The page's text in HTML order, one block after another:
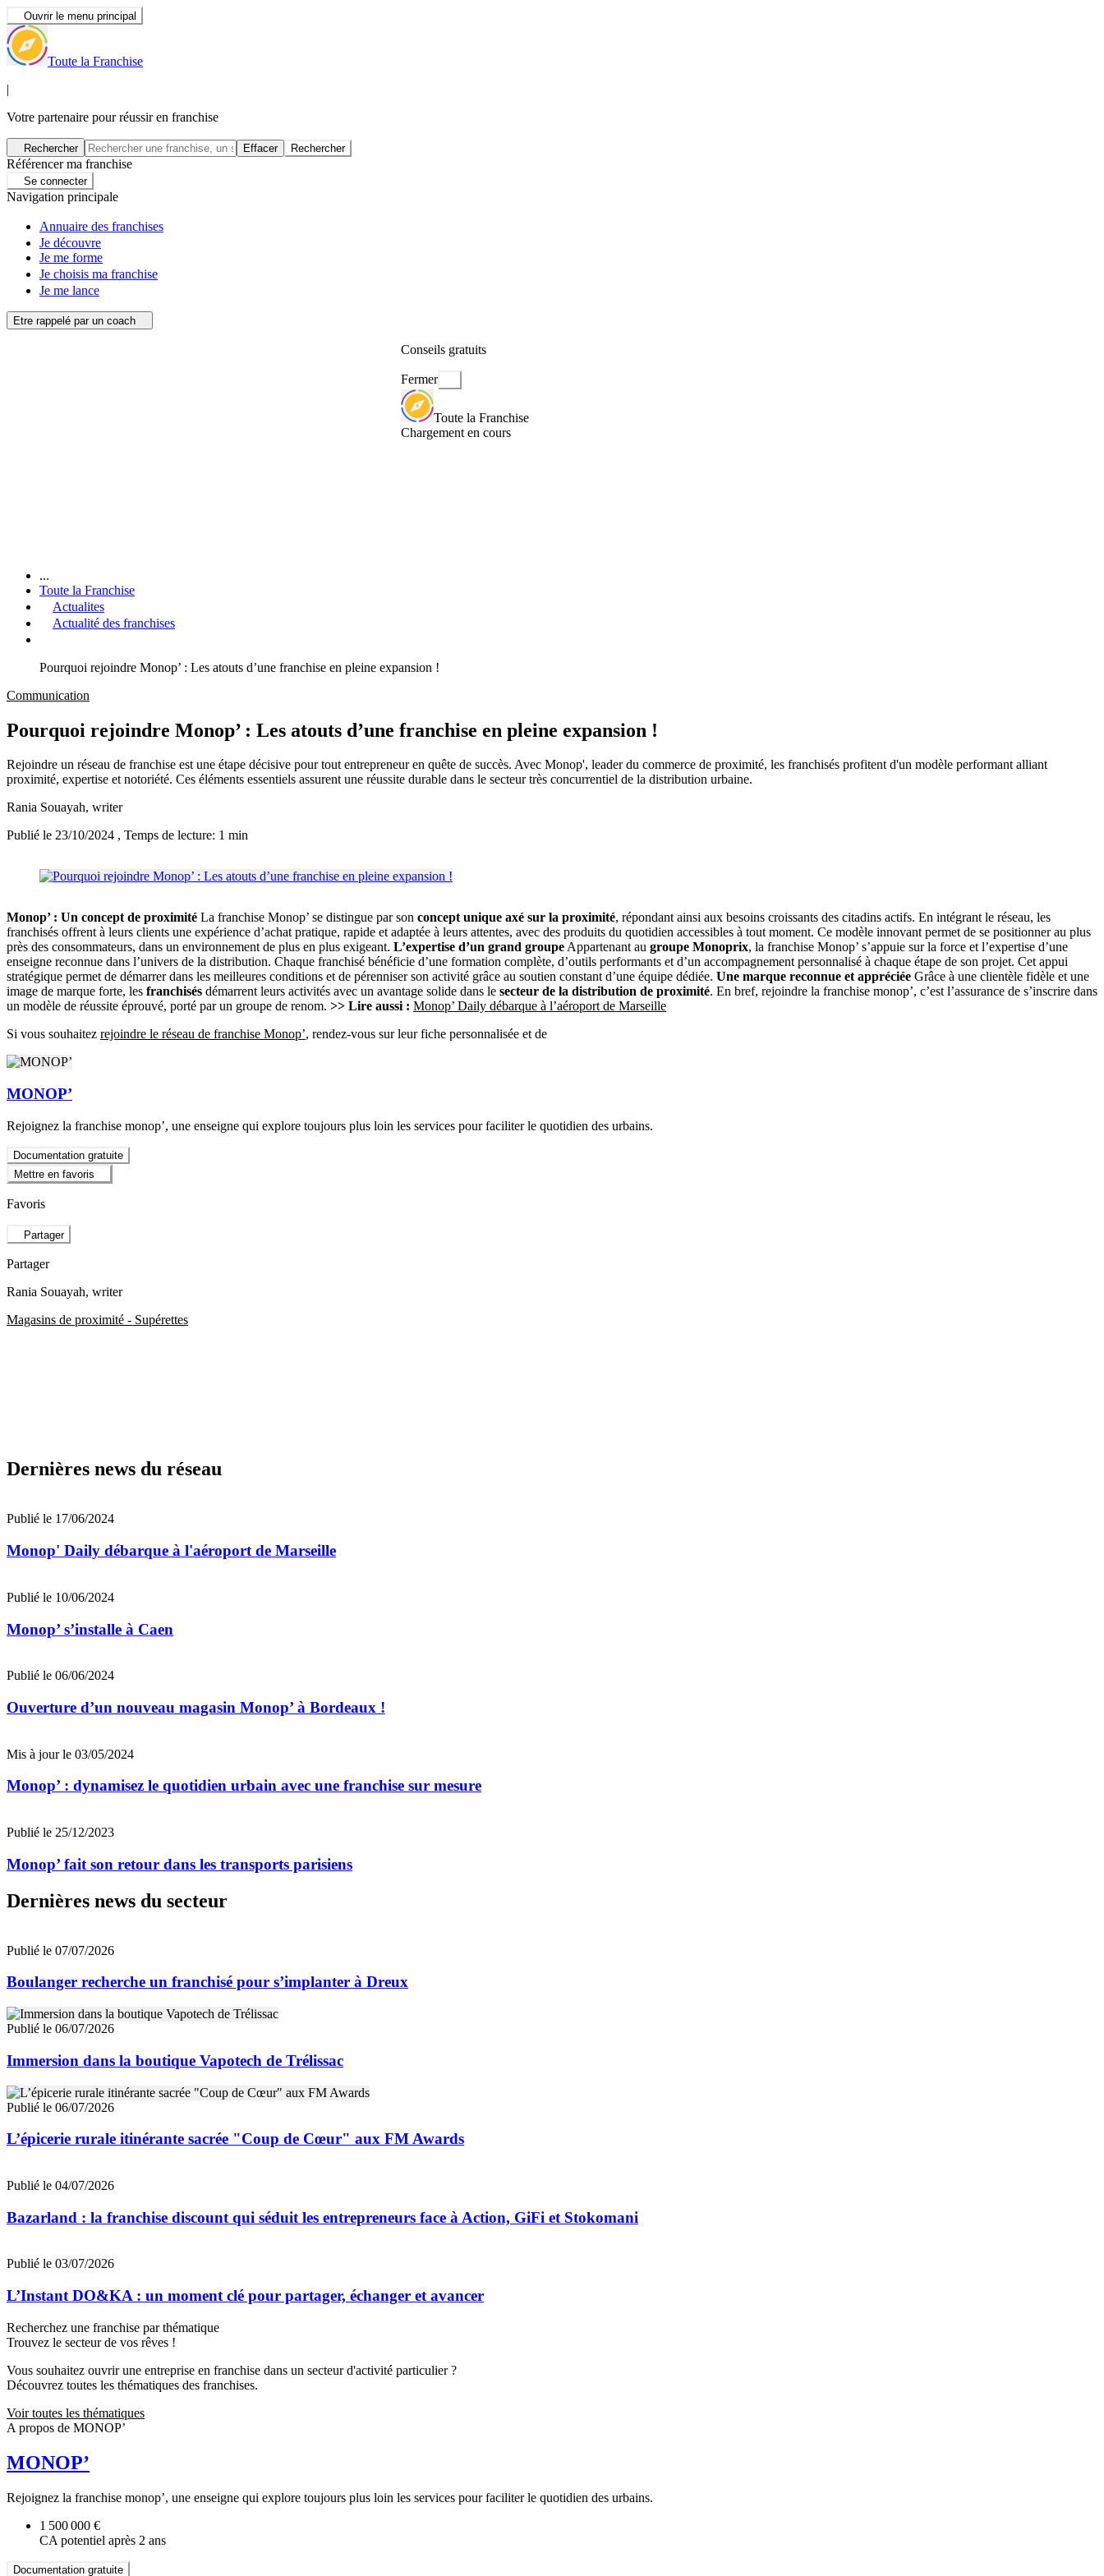
Ouvrir le menu principal
Toute la Franchise
|
Votre partenaire pour réussir en franchise
Rechercher Effacer Rechercher
Référencer ma franchise
Se connecter
Navigation principale
Annuaire des franchises
Je découvre
Je me forme
Je choisis ma franchise
Je me lance
Etre rappelé par un coach
Conseils gratuits
Fermer
Toute la Franchise
Chargement en cours
...
Toute la Franchise
Actualites
Actualité des franchises
Pourquoi rejoindre Monop’ : Les atouts d’une franchise en pleine expansion !
Communication
Pourquoi rejoindre Monop’ : Les atouts d’une franchise en pleine expansion !
Rejoindre un réseau de franchise est une étape décisive pour tout entrepreneur en quête de succès. Avec Monop', leader du commerce de proximité, les franchisés profitent d'un modèle performant alliant
proximité, expertise et notoriété. Ces éléments essentiels assurent une réussite durable dans le secteur très concurrentiel de la distribution urbaine.
Rania Souayah, writer
Publié le 23/10/2024 , Temps de lecture: 1 min
Monop’ : Un concept de proximité La franchise Monop’ se distingue par son concept unique axé sur la proximité, répondant ainsi aux besoins croissants des citadins actifs. En intégrant le réseau, les
franchisés offrent à leurs clients une expérience d’achat pratique, rapide et adaptée à leurs attentes, avec des produits du quotidien accessibles à tout moment. Ce modèle innovant permet de se positionner au plus
près des consommateurs, dans un environnement de plus en plus exigeant. L’expertise d’un grand groupeAppartenant au groupe Monoprix, la franchise Monop’ s’appuie sur la force et l’expertise d’une
enseigne reconnue dans l’univers de la distribution. Chaque franchisé bénéficie d’une formation complète, d’outils performants et d’un accompagnement personnalisé à chaque étape de son projet. Cet appui
stratégique permet de démarrer dans les meilleures conditions et de pérenniser son activité grâce au soutien constant d’une équipe dédiée. Une marque reconnue et appréciée Grâce à une clientèle fidèle et une
image de marque forte, les franchisés démarrent leurs activités avec un avantage solide dans le secteur de la distribution de proximité. En bref, rejoindre la franchise monop’, c’est l’assurance de s’inscrire dans
un modèle de réussite éprouvé, porté par un groupe de renom. >> Lire aussi : Monop’ Daily débarque à l’aéroport de Marseille
Si vous souhaitez rejoindre le réseau de franchise Monop’, rendez-vous sur leur fiche personnalisée et de
MONOP’
Rejoignez la franchise monop’, une enseigne qui explore toujours plus loin les services pour faciliter le quotidien des urbains.
Documentation gratuite
Mettre en favoris
Favoris
Partager
Partager
Rania Souayah, writer
Magasins de proximité - Supérettes
Dernières news du réseau
Publié le 17/06/2024
Monop' Daily débarque à l'aéroport de Marseille
Publié le 10/06/2024
Monop’ s’installe à Caen
Publié le 06/06/2024
Ouverture d’un nouveau magasin Monop’ à Bordeaux !
Mis à jour le 03/05/2024
Monop’ : dynamisez le quotidien urbain avec une franchise sur mesure
Publié le 25/12/2023
Monop’ fait son retour dans les transports parisiens
Dernières news du secteur
Publié le 07/07/2026
Boulanger recherche un franchisé pour s’implanter à Dreux
Publié le 06/07/2026
Immersion dans la boutique Vapotech de Trélissac
Publié le 06/07/2026
L’épicerie rurale itinérante sacrée "Coup de Cœur" aux FM Awards
Publié le 04/07/2026
Bazarland : la franchise discount qui séduit les entrepreneurs face à Action, GiFi et Stokomani
Publié le 03/07/2026
L’Instant DO&KA : un moment clé pour partager, échanger et avancer
Recherchez une franchise par thématique
Trouvez le secteur de vos rêves !
Vous souhaitez ouvrir une entreprise en franchise dans un secteur d'activité particulier ?
Découvrez toutes les thématiques des franchises.
Voir toutes les thématiques
A propos de MONOP’
MONOP’
Rejoignez la franchise monop’, une enseigne qui explore toujours plus loin les services pour faciliter le quotidien des urbains.
1 500 000 €
CA potentiel après 2 ans
Documentation gratuite